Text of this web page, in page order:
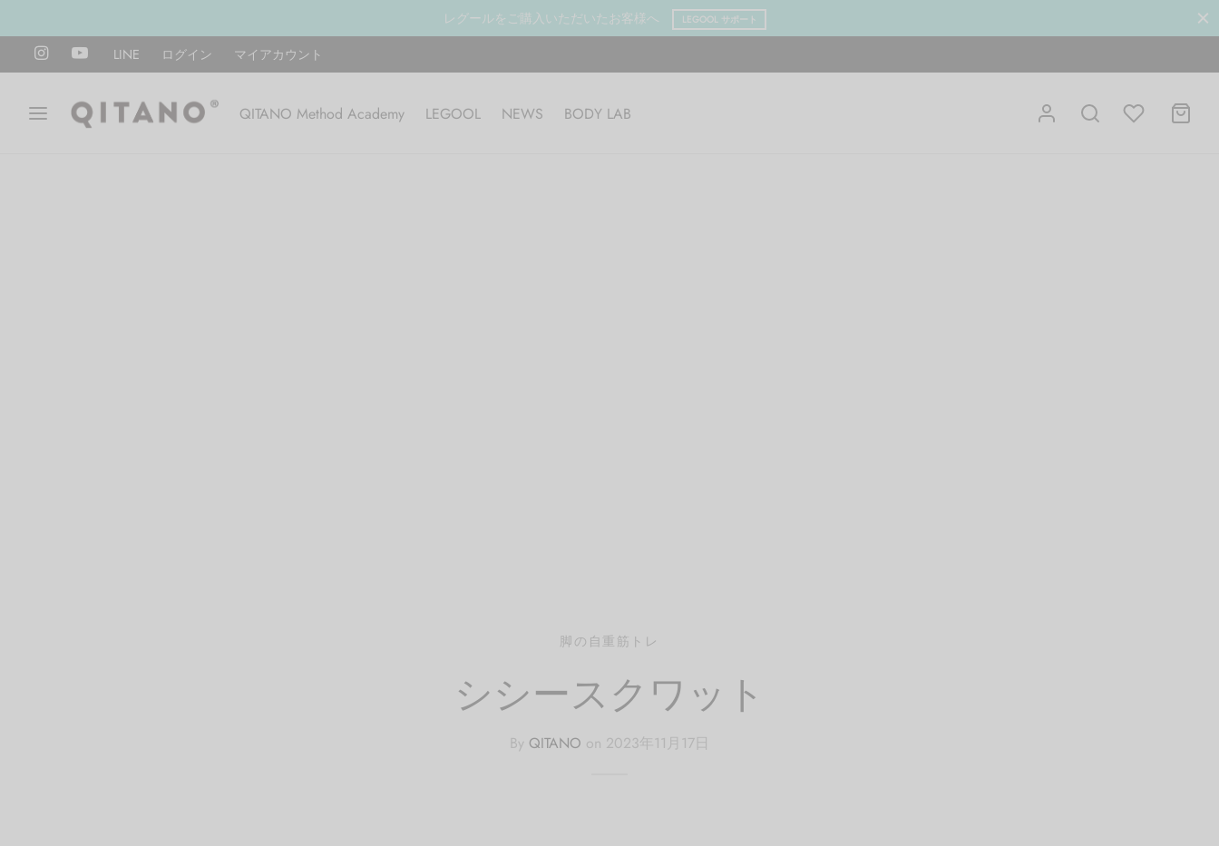
レグールをご購入いただいたお客様へ LEGOOL サポート
LINE ログイン マイアカウント
QITANO Method Academy LEGOOL NEWS BODY LAB
脚の自重筋トレ
シシースクワット
By QITANO on 2023年11月17日